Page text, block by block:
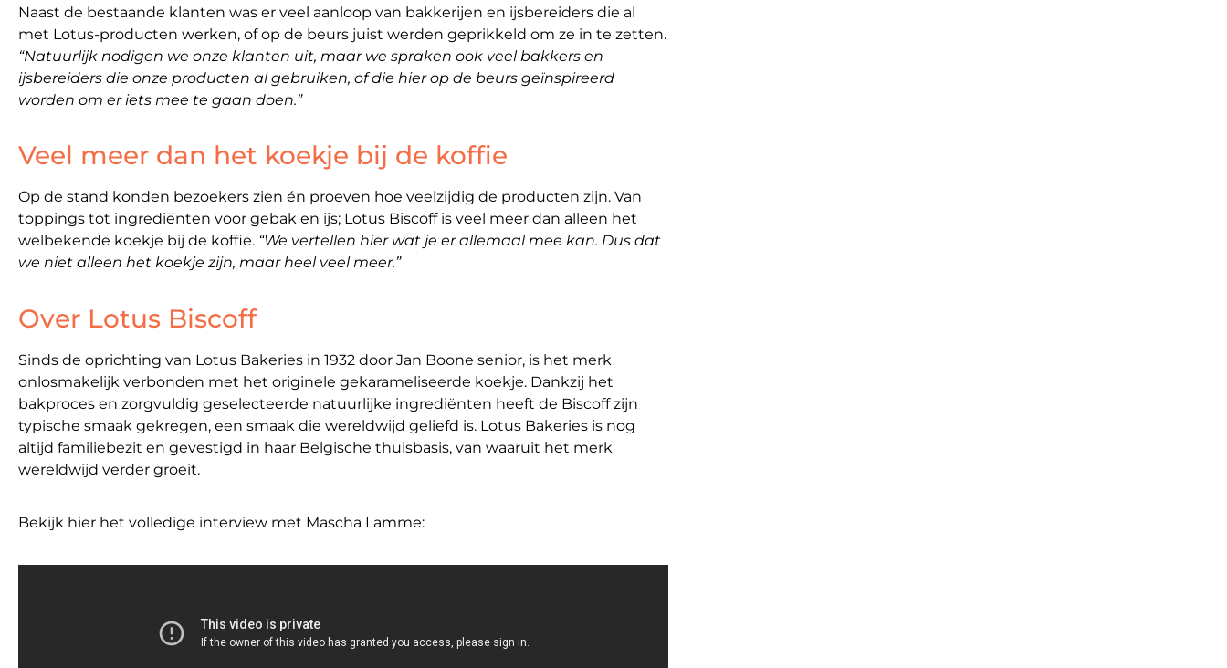
Naast de bestaande klanten was er veel aanloop van bakkerijen en ijsbereiders die al
met Lotus-producten werken, of op de beurs juist werden geprikkeld om ze in te zetten.
“Natuurlijk nodigen we onze klanten uit, maar we spraken ook veel bakkers en
ijsbereiders die onze producten al gebruiken, of die hier op de beurs geïnspireerd
worden om er iets mee te gaan doen.”
Veel meer dan het koekje bij de koffie
Op de stand konden bezoekers zien én proeven hoe veelzijdig de producten zijn. Van
toppings tot ingrediënten voor gebak en ijs; Lotus Biscoff is veel meer dan alleen het
welbekende koekje bij de koffie. “We vertellen hier wat je er allemaal mee kan. Dus dat
we niet alleen het koekje zijn, maar heel veel meer.”
Over Lotus Biscoff
Sinds de oprichting van Lotus Bakeries in 1932 door Jan Boone senior, is het merk
onlosmakelijk verbonden met het originele gekarameliseerde koekje. Dankzij het
bakproces en zorgvuldig geselecteerde natuurlijke ingrediënten heeft de Biscoff zijn
typische smaak gekregen, een smaak die wereldwijd geliefd is. Lotus Bakeries is nog
altijd familiebezit en gevestigd in haar Belgische thuisbasis, van waaruit het merk
wereldwijd verder groeit.
Bekijk hier het volledige interview met Mascha Lamme: